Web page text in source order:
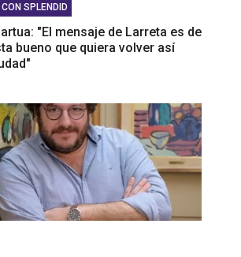
SPLENDID
"El mensaje de Larreta es de
bueno que quiera volver así